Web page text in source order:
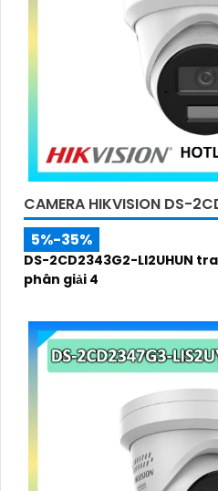
CAMERA HIKVISION DS-
5%-35%
DS-2CD2343G2-LI2UHUN
phân giải 4